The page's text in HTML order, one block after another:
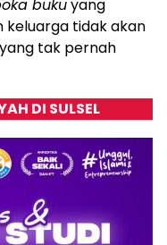
bukuyang
keluarga tidak akan
tak pernah
DI SULSEL